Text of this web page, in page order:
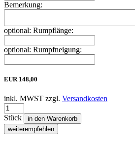
Bemerkung:
optional: Rumpflänge:
optional: Rumpfneigung:
EUR 148,00
inkl. MWST zzgl. Versandkosten
Stück
in den Warenkorb
weiterempfehlen